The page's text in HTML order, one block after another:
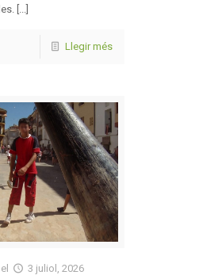
[...]
Llegir més
el 3 juliol, 2026